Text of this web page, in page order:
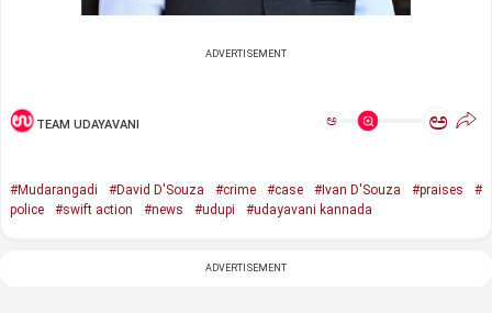
ADVERTISEMENT
TEAM UDAYAVANI ಅ ಅ
#Mudarangadi #David D'Souza #crime #case #Ivan D'Souza #praises
#
police
#swift action #news #udupi #udayavani kannada
ADVERTISEMENT